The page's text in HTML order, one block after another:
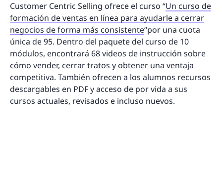
Customer Centric Selling ofrece el curso “Un curso de
formación de ventas en línea para ayudarle a cerrar
negocios de forma más consistente“por una cuota
única de 95. Dentro del paquete del curso de 10
módulos, encontrará 68 videos de instrucción sobre
cómo vender, cerrar tratos y obtener una ventaja
competitiva. También ofrecen a los alumnos recursos
descargables en PDF y acceso de por vida a sus
cursos actuales, revisados e incluso nuevos.